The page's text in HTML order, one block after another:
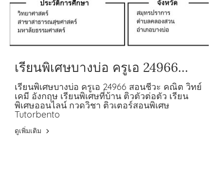
เรียนพิเศษบางบ่อ ครูเอ 24966
สอนชีวะ คณิต วิทย์ เคมี อังกฤษ
เรียนพิเศษบางบ่อ ครูเอ 24966 สอนชีวะ คณิต วิทย์
เคมี อังกฤษ เรียนพิเศษที่บ้าน ติวตัวต่อตัว เรียน
พิเศษออนไลน์ กวดวิชา ติวเตอร์สอนพิเศษ
Tutorbento
ดูเพิ่มเติม